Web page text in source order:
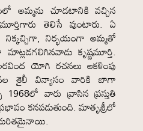
అమ్మను చూడటానికి వచ్చిన
తెలిసే వుంటారు. ఏ
నిక్కచ్చిగా, నిర్భయంగా అమ్మతో
కృష్ణమూర్తి.
యోగి రచనలు ఆకళింపు
శైలీ విన్యాసం వారికి బాగా
1968లో వారు వ్రాసిన ప్రస్తుతి
కనపడుతుంది. మాతృశ్రీలో